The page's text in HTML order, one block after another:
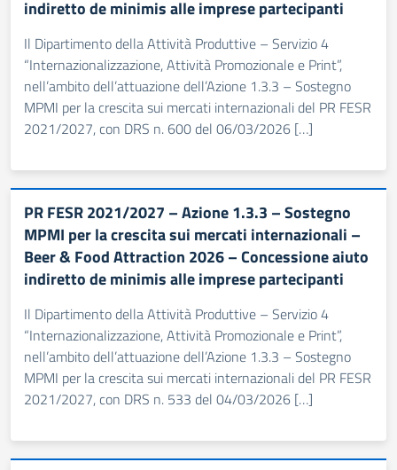
indiretto de minimis alle imprese partecipanti
Il Dipartimento della Attività Produttive – Servizio 4
“Internazionalizzazione, Attività Promozionale e Print”,
nell’ambito dell’attuazione dell’Azione 1.3.3 – Sostegno
MPMI per la crescita sui mercati internazionali del PR FESR
2021/2027, con DRS n. 600 del 06/03/2026 […]
PR FESR 2021/2027 – Azione 1.3.3 – Sostegno
MPMI per la crescita sui mercati internazionali –
Beer & Food Attraction 2026 – Concessione aiuto
indiretto de minimis alle imprese partecipanti
Il Dipartimento della Attività Produttive – Servizio 4
“Internazionalizzazione, Attività Promozionale e Print”,
nell’ambito dell’attuazione dell’Azione 1.3.3 – Sostegno
MPMI per la crescita sui mercati internazionali del PR FESR
2021/2027, con DRS n. 533 del 04/03/2026 […]